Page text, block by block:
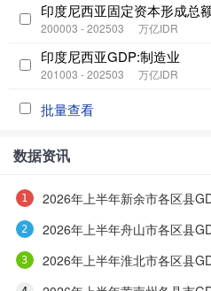
印度尼西亚固定资本形成总
200003 - 202503 万亿IDR
印度尼西亚GDP:制造业
201003 - 202503 万亿IDR
批量查看
数据资讯
2026年上半年新余市各区县
2026年上半年舟山市各区县
2026年上半年淮北市各区县